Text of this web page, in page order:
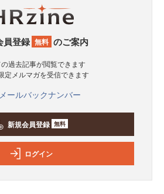
員登録 無料 のご案内
の過去記事が閲覧できます
定メルマガを受信できます
メールバックナンバー
新規会員登録 無料
ログイン